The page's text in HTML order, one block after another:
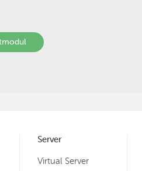
Server
Virtual Server